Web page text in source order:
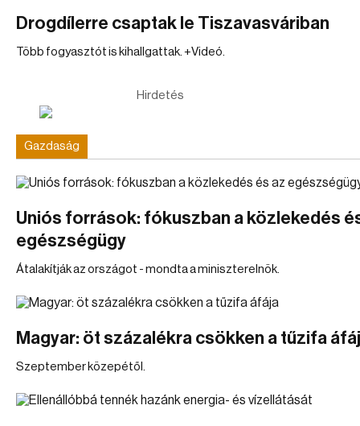
Drogdílerre csaptak le Tiszavasváriban
Több fogyasztót is kihallgattak. +Videó.
Hirdetés
Gazdaság
Uniós források: fókuszban a közlekedés
egészségügy
Átalakítják az országot - mondta a miniszterelnök.
Magyar: öt százalékra csökken a tűzifa
Szeptember közepétől.